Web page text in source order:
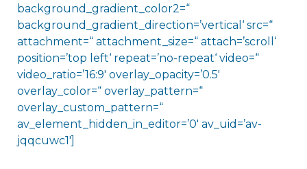
background_gradient_color2=“
background_gradient_direction=’vertical‘ src=“
attachment=“ attachment_size=“ attach=’scroll‘
position=’top left‘ repeat=’no-repeat‘ video=“
video_ratio=’16:9′ overlay_opacity=’0.5′
overlay_color=“ overlay_pattern=“
overlay_custom_pattern=“
av_element_hidden_in_editor=’0′ av_uid=’av-
jqqcuwc1′]